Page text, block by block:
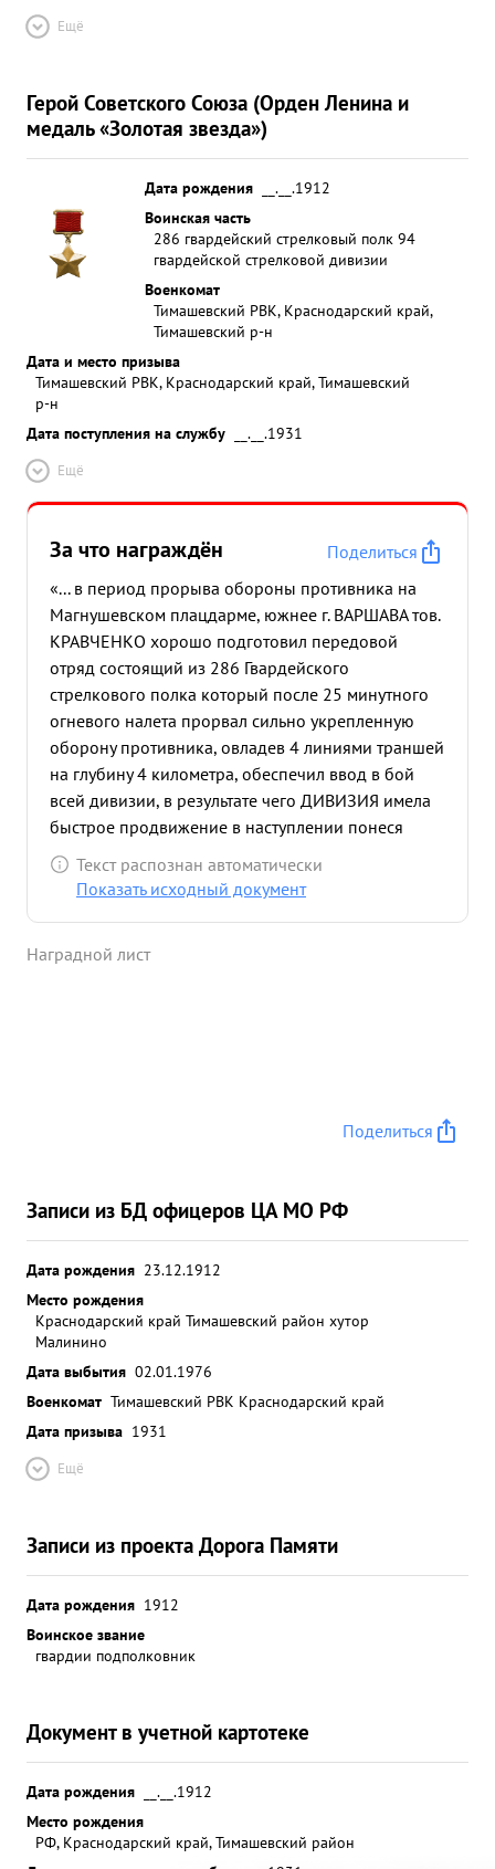
Ещё
Герой Советского Союза (Орден Ленина и
медаль «Золотая звезда»)
Дата рождения
__.__.1912
Воинская часть
286 гвардейский стрелковый полк 94
гвардейской стрелковой дивизии
Военкомат
Тимашевский РВК, Краснодарский край,
Тимашевский р-н
Дата и место призыва
Тимашевский РВК, Краснодарский край, Тимашевский
р-н
Дата поступления на службу
__.__.1931
Ещё
За что награждён
Поделиться
«... в период прорыва обороны противника на
Магнушевском плацдарме, южнее г. ВАРШАВА тов.
КРАВЧЕНКО хорошо подготовил передовой
отряд состоящий из 286 Гвардейского
стрелкового полка который после 25 минутного
огневого налета прорвал сильно укрепленную
оборону противника, овладев 4 линиями траншей
на глубину 4 километра, обеспечил ввод в бой
всей дивизии, в результате чего ДИВИЗИЯ имела
быстрое продвижение в наступлении понеся
малые потери в живойй силе и технике, а так же с
экономив сотни тысяч снарядов в результате
захвачено 6 исправных оредий. Достоин
Текст распознан автоматически
Показать исходный документ
Наградной лист
Поделиться
Записи из БД офицеров ЦА МО РФ
Дата рождения 23.12.1912
Место рождения
Краснодарский край Тимашевский район хутор
Малинино
Дата выбытия 02.01.1976
Военкомат Тимашевский РВК Краснодарский край
Дата призыва 1931
Ещё
Записи из проекта Дорога Памяти
Дата рождения 1912
Воинское звание
гвардии подполковник
Документ в учетной картотеке
Дата рождения
__.__.1912
Место рождения
РФ, Краснодарский край, Тимашевский район